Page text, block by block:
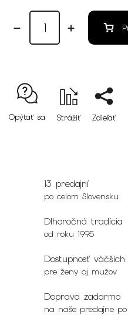
Opýtať sa Strážiť Zdieľať
13 predajní
po celom Slovensku
Dlhoročná tradícia
od roku 1995
Dostupnosť väčších
pre ženy aj mužov
Doprava zadarmo
na naše predajne po